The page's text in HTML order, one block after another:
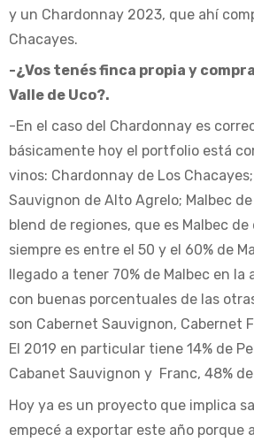
y un Chardonnay 2023, que ahí
Chacayes.
-¿Vos tenés finca propia y
Valle de Uco?.
-En el caso del Chardonnay es
básicamente hoy el portfolio está
vinos: Chardonnay de Los
Sauvignon de Alto Agrelo; Malbec
blend de regiones, que es Malbec
siempre es entre el 50 y el 60% de
llegado a tener 70% de Malbec en la
con buenas porcentuales de las
son Cabernet Sauvignon, Cabernet
El 2019 en particular tiene 14% de
Cabanet Sauvignon y Franc, 48% de
Hoy ya es un proyecto que implica
empecé a exportar este año porque